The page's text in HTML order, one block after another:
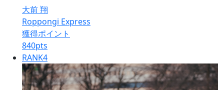
大前 翔
Roppongi Express
獲得ポイント
840pts
RANK4